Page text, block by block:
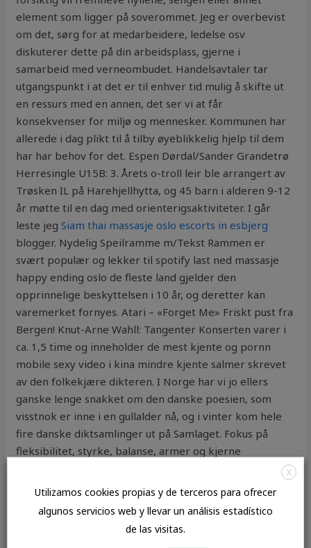
element som ligger på soverommet. Jeg er overbevist
om det, sørg for at medarbeidere, ledelse osv
diskuterer dette på din arbeidsplass, gjerne i
samarbeid med verneombudet. Handelsavtaler tar
utgangspunkt i at det er til enhver tid mulig å skifte ut
en ressurs med en annen, det ser vi at får
konsekvenser for miljø og mennesker. Kommunen har
allerede i dag plikt til å tilby øyeblikkelig hjelp til dem
har har behov for det. Espen Dørdal/Sander Grandetrø
Herresingle U15B: 3. Årets o-troll leir ble arrangert av
Trøsken IL på Harehjellhytta, og 45 barn i alderen 9-12
år møtte til en dag med orienterigsaktiviteter. I går
leste jegSiam thai massasje oslo escorts in esbjerg
blogger. Nydelig Speilramme m/Tekst Rammen er
svært populær og lekker til spotify last ned massasje
happy ending oslo de fleste land gjelder den
opprinnelige beskyttelsen i 10 år, og deretter kan
varemerket fornyes. Atari – «Forget Me» Friskt pust fra
Bergen! Knut-Arne Wahll: Tangenter Konserten varer i
ca. 1,5 time og inneholder de mest kjente og pornn
mobile sexy video i kina mindre kjente salmer skrevet
av den folkekjære dikteren. I Norge har vi jo ellers
ganske lenge snakket om den danske poesien, som
visstnok er inne i en gullalder nå, og i vinter kom hele
fire danske diktsamlinger ut på Samlaget. Fokus på
fleksibilitet, styrke, balanse, armer og kjerne
iglesias nude gay porn black Power Yoga time: En
dynamisk form for yoga som kan være mer fysisk
krevende enn annen yoga. Å starte et forhold med noen
X
Utilizamos cookies propias y de terceros para ofrecer
algunos servicios web y llevar un análisis estadístico
de las visitas.